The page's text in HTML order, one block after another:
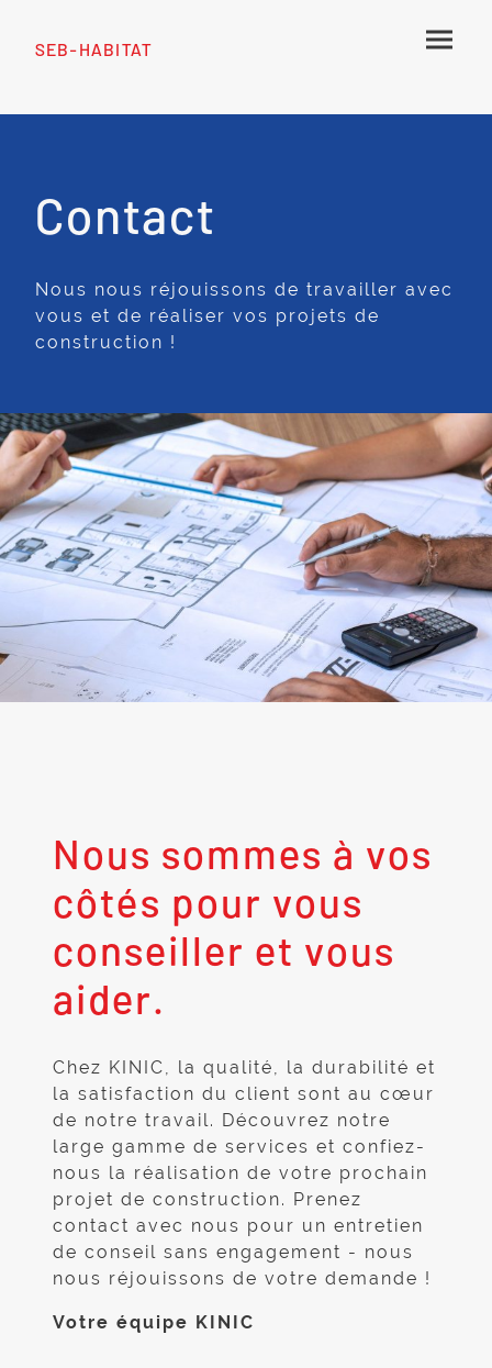
SEB-HABITAT
Contact
Nous nous réjouissons de travailler avec
vous et de réaliser vos projets de
construction !
Nous sommes à vos
côtés pour vous
conseiller et vous
aider.
Chez KINIC, la qualité, la durabilité et
la satisfaction du client sont au cœur
de notre travail. Découvrez notre
large gamme de services et confiez-
nous la réalisation de votre prochain
projet de construction. Prenez
contact avec nous pour un entretien
de conseil sans engagement - nous
nous réjouissons de votre demande !
Votre équipe KINIC